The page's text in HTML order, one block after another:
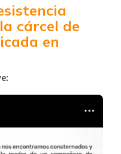
cárcel de
en